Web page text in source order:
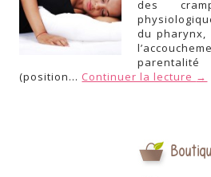
des
du pharynx,
(position… Continuer la lecture →